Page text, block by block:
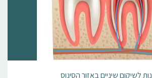
לשיקום שיניים באזור הסינוס